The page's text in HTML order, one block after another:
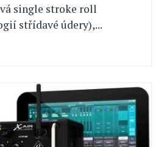
single stroke roll
střídavé údery),...